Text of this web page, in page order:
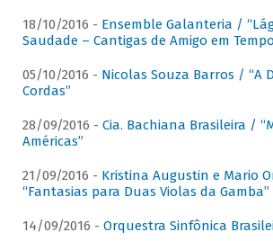
18/10/2016 - Ensemble Galanteria /
Saudade – Cantigas de Amigo em
05/10/2016 - Nicolas Souza Barros / “A
Cordas”
28/09/2016 - Cia. Bachiana Brasileira /
Américas”
21/09/2016 - Kristina Augustin e Mario
“Fantasias para Duas Violas da Gamba”
14/09/2016 - Orquestra Sinfônica